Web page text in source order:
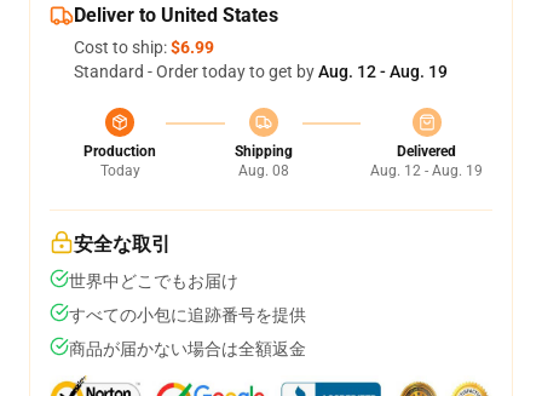
Deliver to United States
Cost to ship:$6.99
Standard - Order today to get byAug. 12 - Aug. 19
Production
Today
Shipping
Aug. 08
Delivered
Aug. 12 - Aug. 19
安全な取引
世界中どこでもお届け
すべての小包に追跡番号を提供
商品が届かない場合は全額返金